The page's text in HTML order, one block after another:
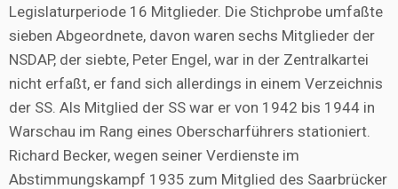
Legislaturperiode 16 Mitglieder. Die Stichprobe umfaßte
sieben Abgeordnete, davon waren sechs Mitglieder der
NSDAP, der siebte, Peter Engel, war in der Zentralkartei
nicht erfaßt, er fand sich allerdings in einem Verzeichnis
der SS. Als Mitglied der SS war er von 1942 bis 1944 in
Warschau im Rang eines Oberscharführers stationiert.
Richard Becker, wegen seiner Verdienste im
Abstimmungskampf 1935 zum Mitglied des Saarbrücker